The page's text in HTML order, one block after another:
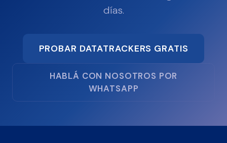
días.
PROBAR DATATRACKERS GRATIS
HABLÁ CON NOSOTROS POR
WHATSAPP